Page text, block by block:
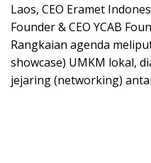
Laos, CEO Eramet
Founder & CEO YCAB
Rangkaian agenda
showcase) UMKM lokal,
jejaring (networking)